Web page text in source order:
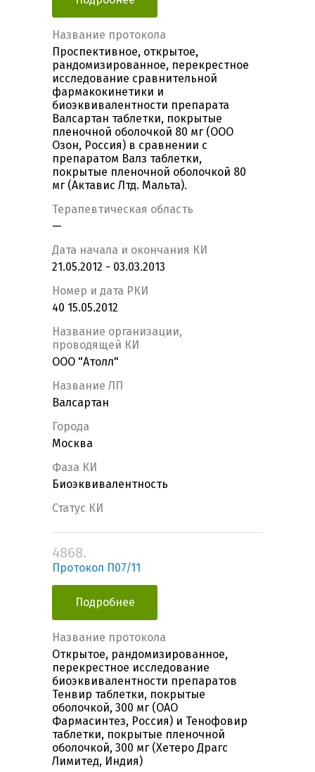
Название протокола
Проспективное, открытое,
рандомизированное, перекрестное
исследование сравнительной
фармакокинетики и
биоэквивалентности препарата
Валсартан таблетки, покрытые
пленочной оболочкой 80 мг (ООО
Озон, Россия) в сравнении с
препаратом Валз таблетки,
покрытые пленочной оболочкой 80
мг (Актавис Лтд. Мальта).
Терапевтическая область
—
Дата начала и окончания КИ
21.05.2012 - 03.03.2013
Номер и дата РКИ
40 15.05.2012
Название организации,
проводящей КИ
ООО "Атолл"
Название ЛП
Валсартан
Города
Москва
Фаза КИ
Биоэквивалентность
Статус КИ
4868.
Протокол П07/11
Подробнее
Название протокола
Открытое, рандомизированное,
перекрестное исследование
биоэквивалентности препаратов
Тенвир таблетки, покрытые
оболочкой, 300 мг (ОАО
Фармасинтез, Россия) и Тенофовир
таблетки, покрытые пленочной
оболочкой, 300 мг (Хетеро Драгс
Лимитед, Индия)